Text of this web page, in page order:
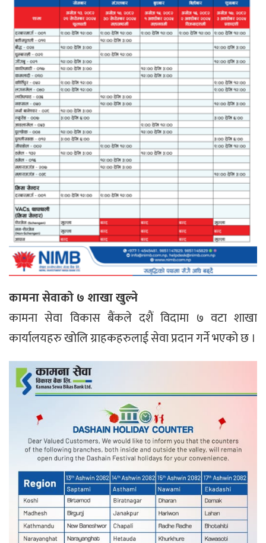
कामना सेवाको ७ शाखा खुल्ने
कामना सेवा विकास बैंकले दशैं विदामा ७ वटा शाखा
कार्यालयहरु खोलि ग्राहकहरुलाई सेवा प्रदान गर्ने भएको छ ।